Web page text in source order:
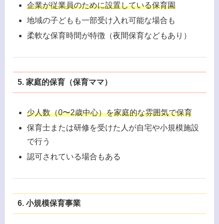
企業が従業員のために設置している保育園
地域の子どもも一部受け入れ可能な場合も
柔軟な保育時間が特徴（夜間保育などもあり）
5. 家庭的保育（保育ママ）
少人数（0〜2歳中心）を家庭的な雰囲気で保育
保育士または研修を受けた人が自宅や小規模施設
で行う
認可されている場合もある
6. 小規模保育事業